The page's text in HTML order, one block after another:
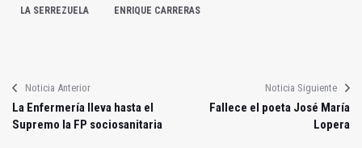
LA SERREZUELA ENRIQUE CARRERAS
Noticia Anterior
La Enfermería lleva hasta el
Supremo la FP sociosanitaria
Noticia Siguiente
Fallece el poeta José María
Lopera